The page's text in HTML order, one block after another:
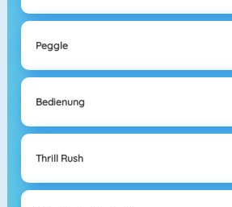
Peggle
Bedienung
Thrill Rush